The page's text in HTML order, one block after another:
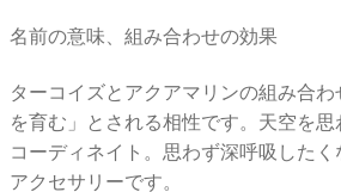
名前の意味、組み合わせの効果
ターコイズとアクアマリンの組み合
を育む」とされる相性です。天空を
コーディネイト。思わず深呼吸した
アクセサリーです。